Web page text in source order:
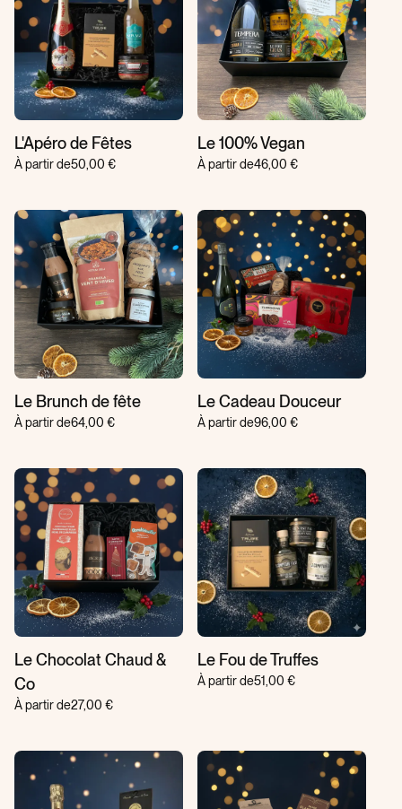
L'Apéro de Fêtes
À partir de50,00 €
Le 100% Vegan
À partir de46,00 €
Le Brunch de fête
À partir de64,00 €
Le Cadeau Douceur
À partir de96,00 €
Le Chocolat Chaud &
Co
À partir de27,00 €
Le Fou de Truffes
À partir de51,00 €